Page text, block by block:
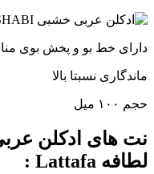
دارای خط بو و پخش بوی
ماندگاری نسبتا بالا
حجم ۱۰۰ میل
لطافه Lattafa :